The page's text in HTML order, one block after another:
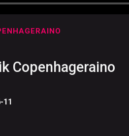
Copenhageraino
11